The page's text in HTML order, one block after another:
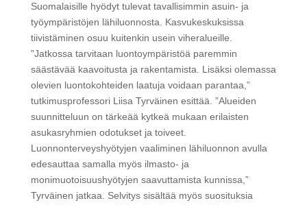
Suomalaisille hyödyt tulevat tavallisimmin asuin- ja
työympäristöjen lähiluonnosta. Kasvukeskuksissa
tiivistäminen osuu kuitenkin usein viheralueille.
”Jatkossa tarvitaan luontoympäristöä paremmin
säästävää kaavoitusta ja rakentamista. Lisäksi olemassa
olevien luontokohteiden laatuja voidaan parantaa,”
tutkimusprofessori Liisa Tyrväinen esittää. ”Alueiden
suunnitteluun on tärkeää kytkeä mukaan erilaisten
asukasryhmien odotukset ja toiveet.
Luonnonterveyshyötyjen vaaliminen lähiluonnon avulla
edesauttaa samalla myös ilmasto- ja
monimuotoisuushyötyjen saavuttamista kunnissa,”
Tyrväinen jatkaa. Selvitys sisältää myös suosituksia